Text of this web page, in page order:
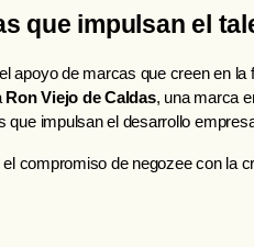
que impulsan el
apoyo de marcas que creen en la
Ron Viejo de Caldas, una marca
que impulsan el desarrollo
compromiso de negozee con la